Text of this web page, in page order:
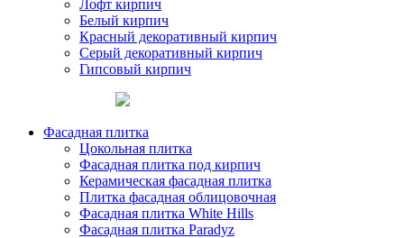
Лофт кирпич
Белый кирпич
Красный декоративный кирпич
Серый декоративный кирпич
Гипсовый кирпич
Фасадная плитка
Цокольная плитка
Фасадная плитка под кирпич
Керамическая фасадная плитка
Плитка фасадная облицовочная
Фасадная плитка White Hills
Фасадная плитка Paradyz